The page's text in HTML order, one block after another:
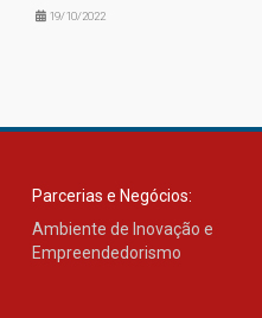
19/10/2022
Parcerias e Negócios:
Ambiente de Inovação e
Empreendedorismo